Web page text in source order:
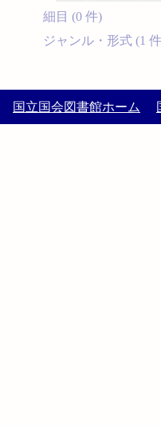
細目 (0 件)
ジャンル・形式 (1
国立国会図書館ホーム